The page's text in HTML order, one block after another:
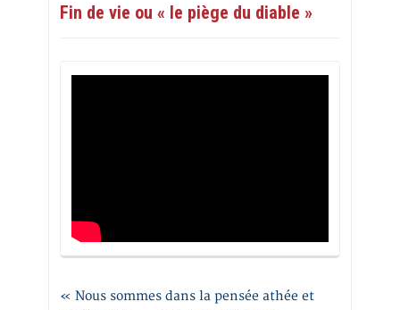
Fin de vie ou « le piège du diable »
« Nous sommes dans la pensée athée et